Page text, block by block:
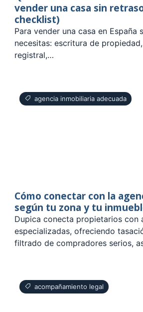
vender una casa sin
checklist)
Para vender una casa en España
necesitas: escritura de
registral,…
agencia inmobiliaria adecuada
Cómo conectar con la
según tu zona y tu
Dupica conecta propietarios con
especializadas, ofreciendo
filtrado de compradores serios,
acompañamiento legal